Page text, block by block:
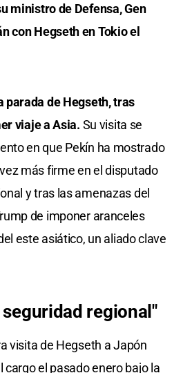
ministro de Defensa, Gen
con Hegseth en Tokio el
parada de Hegseth, tras
viaje a Asia. Su visita se
en que Pekín ha mostrado
más firme en el disputado
y tras las amenazas del
de imponer aranceles
este asiático, un aliado clave
regional"
visita de Hegseth a Japón
cargo el pasado enero bajo la